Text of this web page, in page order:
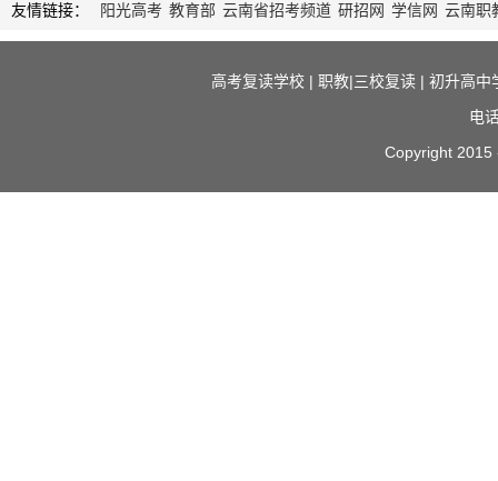
友情链接： 阳光高考 教育部 云南省招考频道 研招网 学信网 云南职
高考复读学校| 职教|三校复读| 初升高中
电
Copyright